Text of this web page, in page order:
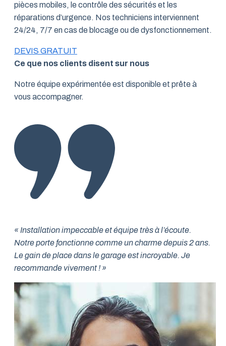
pièces mobiles, le contrôle des sécurités et les
réparations d’urgence. Nos techniciens interviennent
24/24, 7/7 en cas de blocage ou de dysfonctionnement.
DEVIS GRATUIT
Ce que nos clients disent sur nous
Notre équipe expérimentée est disponible et prête à
vous accompagner.
« Installation impeccable et équipe très à l’écoute.
Notre porte fonctionne comme un charme depuis 2 ans.
Le gain de place dans le garage est incroyable. Je
recommande vivement ! »